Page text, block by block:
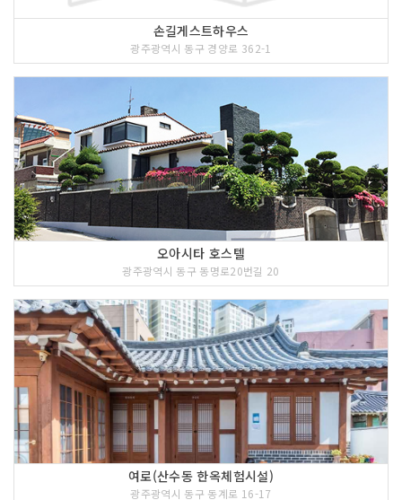
손길게스트하우스
광주광역시 동구 경양로 362-1
오아시타 호스텔
광주광역시 동구 동명로20번길 20
여로(산수동 한옥체험시설)
광주광역시 동구 동계로 16-17